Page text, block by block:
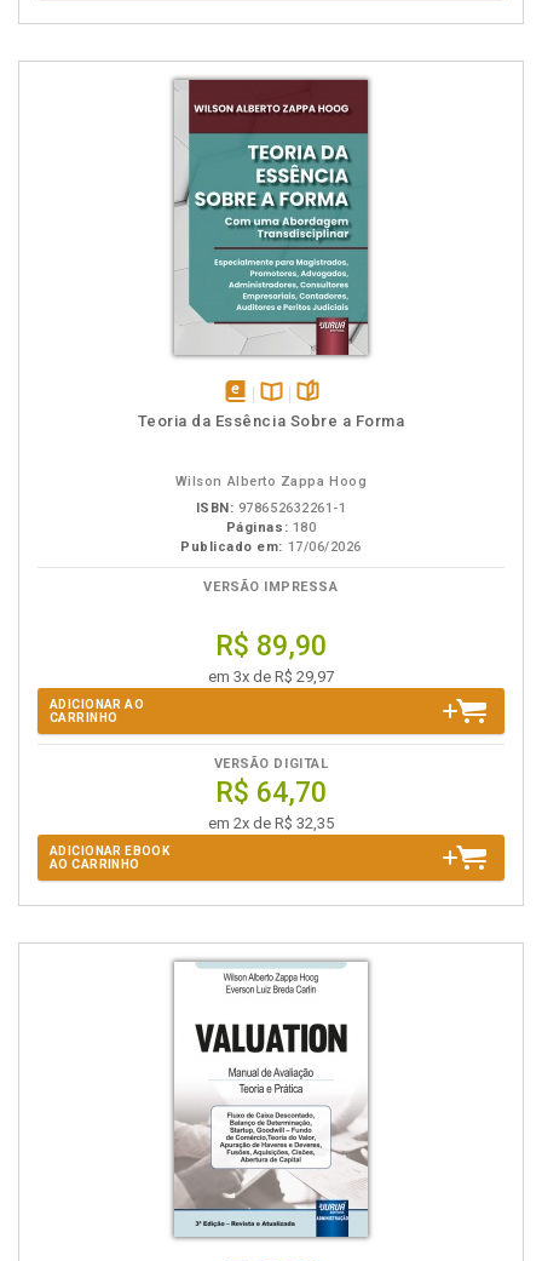
disponívelDisponível
páginas
Teoria da Essência Sobre a Forma
Wilson Alberto Zappa Hoog
ISBN: 978652632261-1
Páginas: 180
Publicado em: 17/06/2026
VERSÃO IMPRESSA
R$ 89,90
em 3x de R$ 29,97
ADICIONAR AO
CARRINHO
VERSÃO DIGITAL
R$ 64,70
em 2x de R$ 32,35
ADICIONAR EBOOK
AO CARRINHO